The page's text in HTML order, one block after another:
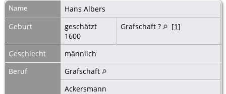
Name Hans Albers
Geburt
geschätzt
1600
Grafschaft ? [1]
Geschlecht
männlich
Beruf
Grafschaft
Ackersmann